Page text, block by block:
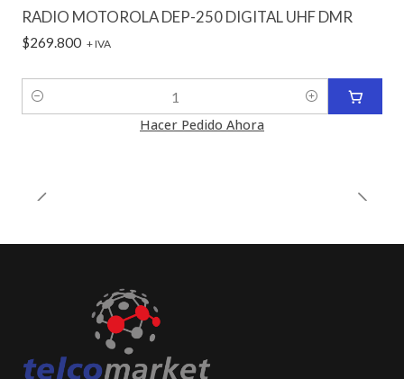
RADIO MOTOROLA DEP-250 DIGITAL UHF DMR
$269.800 + IVA
Cantidad
Hacer Pedido Ahora